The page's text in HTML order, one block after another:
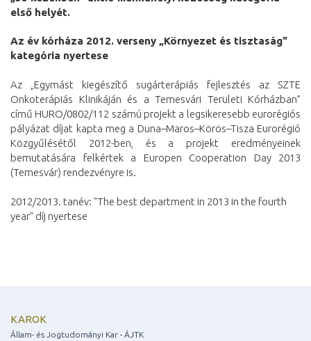
első helyét.
Az év kórháza 2012. verseny „Környezet és tisztaság"
kategória nyertese
Az „Egymást kiegészítő sugárterápiás fejlesztés az SZTE
Onkoterápiás Klinikáján és a Temesvári Területi Kórházban”
című HURO/0802/112 számú projekt a legsikeresebb eurorégiós
pályázat díjat kapta meg a Duna–Maros–Körös–Tisza Eurorégió
Közgyűlésétől 2012-ben, és a projekt eredményeinek
bemutatására felkértek a Europen Cooperation Day 2013
(Temesvár) rendezvényre is.
2012/2013. tanév: "The best department in 2013 in the fourth
year" díj nyertese
KAROK
Állam- és Jogtudományi Kar - ÁJTK